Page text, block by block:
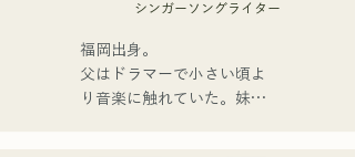
成、バンド編成などさまざ
まな形で音楽を表現する。
レコーディングやライブの
シンガーソングライター
福岡出身。
父はドラマーで小さい頃よ
り音楽に触れていた。妹